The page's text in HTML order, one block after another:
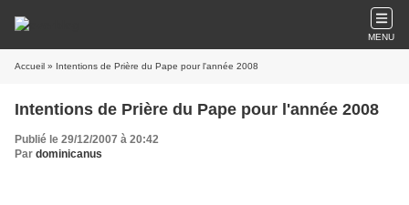
MENU
Accueil » Intentions de Prière du Pape pour l'année 2008
Intentions de Prière du Pape pour l'année 2008
Publié le 29/12/2007 à 20:42
Par dominicanus